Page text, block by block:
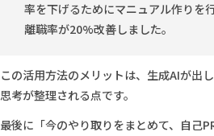
率を下げるためにマニュアル作りを
離職率が20%改善しました。
この活用方法のメリットは、生成AIが出
思考が整理される点です。
最後に「今のやり取りをまとめて、自己